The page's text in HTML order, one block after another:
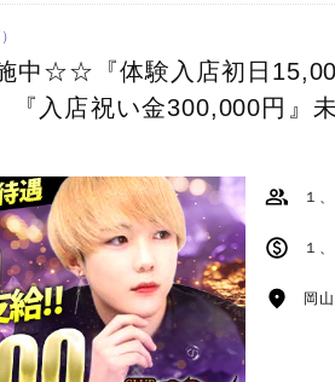
☆☆『体験入店初日
『入店祝い金300,000円』
１
岡